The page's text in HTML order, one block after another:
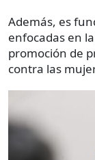
Además, es
enfocadas en
promoción de
contra las